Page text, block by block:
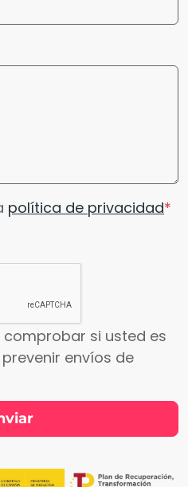
política de privacidad
si usted es
envíos de